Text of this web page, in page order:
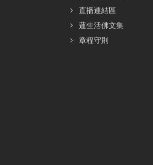
直播連結區
蓮生活佛文集
章程守則